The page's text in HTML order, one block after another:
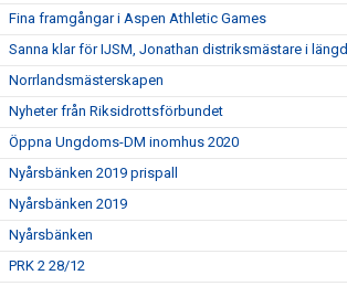
Fina framgångar i Aspen Athletic Games
Sanna klar för IJSM, Jonathan distriksmästare i längd
Norrlandsmästerskapen
Nyheter från Riksidrottsförbundet
Öppna Ungdoms-DM inomhus 2020
Nyårsbänken 2019 prispall
Nyårsbänken 2019
Nyårsbänken
PRK 2 28/12